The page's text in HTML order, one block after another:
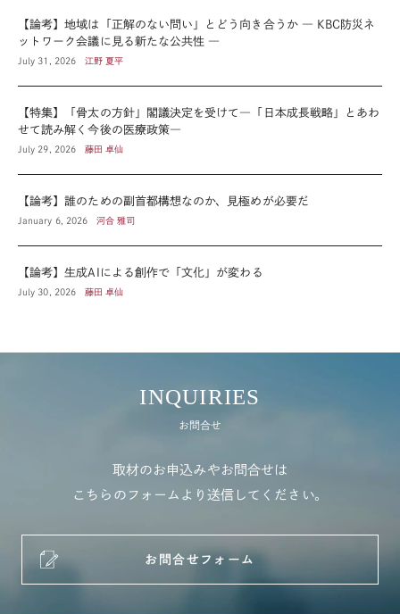
【論考】地域は「正解のない問い」とどう向き合うか ― KBC防災ネ
ットワーク会議に見る新たな公共性 ―
July 31, 2026 江野 夏平
【特集】「骨太の方針」閣議決定を受けて―「日本成長戦略」とあわ
せて読み解く今後の医療政策―
July 29, 2026 藤田 卓仙
【論考】誰のための副首都構想なのか、見極めが必要だ
January 6, 2026 河合 雅司
【論考】生成AIによる創作で「文化」が変わる
July 30, 2026 藤田 卓仙
INQUIRIES
お問合せ
取材のお申込みやお問合せは
こちらのフォームより送信してください。
お問合せフォーム